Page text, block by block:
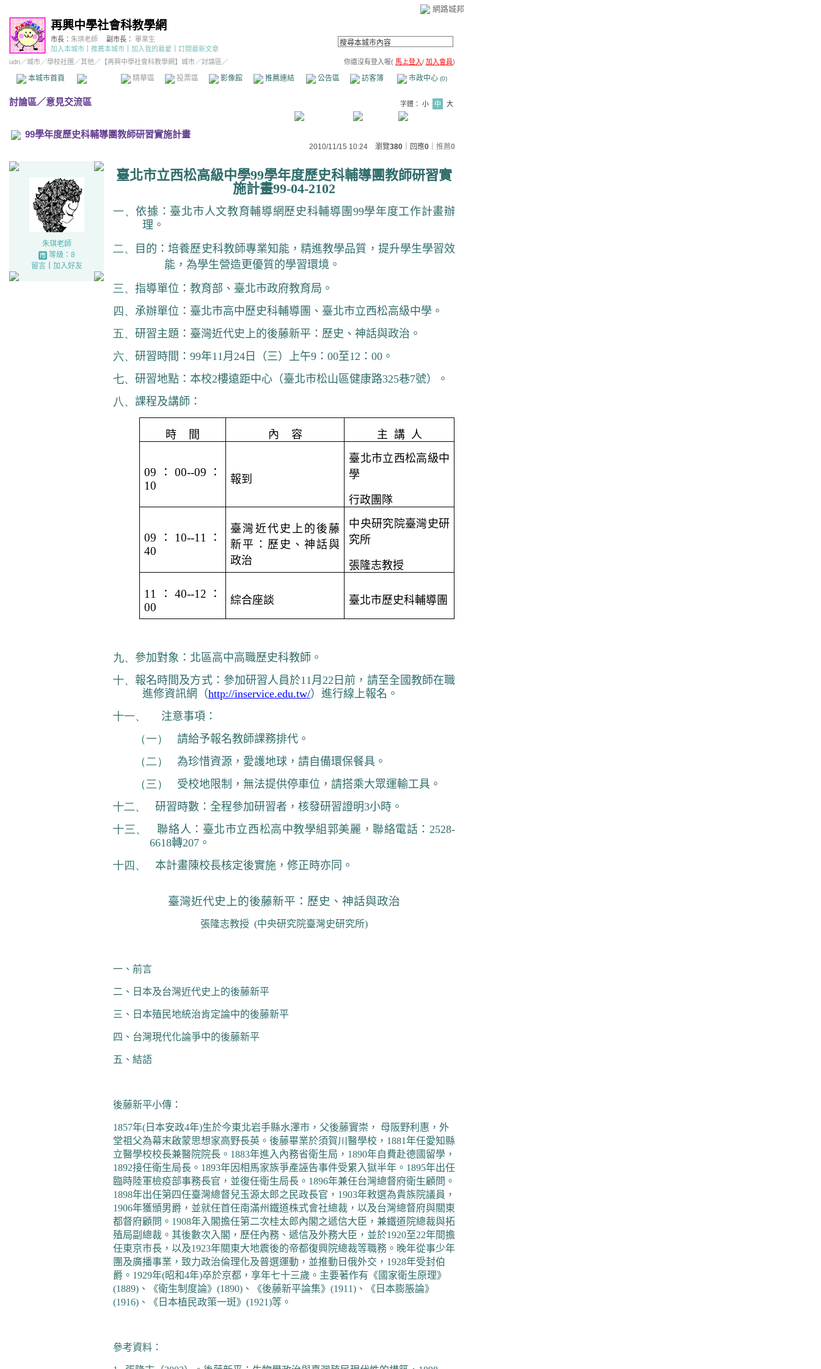
網路城邦
再興中學社會科教學網
市長： 朱琪老師 副市長： 畢業生
加入本城市
推薦本城市 加入我的最愛
訂閱最新文章
udn／城市／學校社團 ／其他 ／ 【再興中學社會科教學網】城市／討論區／ 你還沒有登入喔( 馬上登入/ 加入會員)
本城市首頁 精華區 投票區 影像館 推薦連結 公告區 訪客簿 市政中心 (0)
討論區／意見交流區 字體： 小 中 大
99學年度歷史科輔導團教師研習實施計畫
2010/11/15 10:24 瀏覽380 ｜回應0 推薦0
朱琪老師
等級：8
留言｜ 加入好友
臺北市立西松高級中學99學年度歷史科輔導團教師研習實
施計畫99-04-2102
一、依據：臺北市人文教育輔導網歷史科輔導團 99學年度工作計畫辦
理。
二、
目的：培養歷史科教師專業知能，精進教學品質，提升學生學習效
能，為學生營造更優質的學習環境。
三、 指導單位：教育部、臺北市政府教育局。
四、 承辦單位：臺北市高中歷史科輔導團、臺北市立西松高級中學。
五、 研習主題：臺灣近代史上的後藤新平：歷史、神話與政治。
六、 研習時間： 99年11月 24 日 （三）上午9 ： 00至12 ： 00 。
七、 研習地點：本校2樓遠距中心（臺北市松山區健康路325巷7號）。
八、 課程及講師：
時 間 內 容 主 講 人
09 ： 00--09 ：
10
報到
臺北市立西松高級中
學
行政團隊
09 ： 10--11
：
40
臺灣近代史上的後藤
新平：歷史、神話與
政治
中央研究院臺灣史研
究所
張隆志教授
11 ： 40--12 ：
00
綜合座談 臺北市歷史科輔導團
九、 參加對象： 北區高中高職歷史科教師 。
十、報名時間及方式：參加研習人員於11月22 日前，請至全國教師在職
進修資訊網（http://inservice.edu.tw/）進行線上報名。
十一、
注意事項：
（一）
請給予報名教師課務排代。
（二）
為珍惜資源，愛護地球，請自備環保餐具。
（三）
受校地限制，無法提供停車位，請搭乘大眾運輸工具。
十二、
研習時數：全程參加研習者，核發研習證明3小時。
十三、
聯絡人：臺北市立西松高中教學組郭美麗，聯絡電話：2528-
6618轉207 。
十四、
本計畫陳校長核定後實施，修正時亦同。
臺灣近代史上的後藤新平：歷史、神話與政治
張隆志教授 (中央研究院臺灣史研究所)
一、前言
二、日本及台灣近代史上的後藤新平
三、日本殖民地統治肯定論中的後藤新平
四、台灣現代化論爭中的後藤新平
五、結語
後藤新平小傳：
1857年( 日本安政4年)生於今東北岩手縣水澤市，父後藤實崇， 母阪野利惠，外
堂祖父為幕末啟蒙思想家高野長英。後藤畢業於須賀川醫學校， 1881年任愛知縣
立醫學校校長兼醫院院長。 1883年進入內務省衛生局， 1890年自費赴德國留學，
1892接任衛生局長。 1893年因相馬家族爭產誣告事件受累入獄半年。 1895年出任
臨時陸軍檢疫部事務長官，並復任衛生局長。 1896年兼任台灣總督府衛生顧問。
1898年出任第四任臺灣總督兒玉源太郎之民政長官， 1903年敕選為貴族院議員，
1906年獲頒男爵，並就任首任南滿州鐵道株式會社總裁，以及台灣總督府與關東
都督府顧問。 1908年入閣擔任第二次桂太郎內閣之遞信大臣，兼鐵道院總裁與拓
殖局副總裁。其後數次入閣，歷任內務、遞信及外務大臣，並於1920至22年間擔
任東京市長，以及1923年關東大地震後的帝都復興院總裁等職務。晚年從事少年
團及廣播事業，致力政治倫理化及普選運動，並推動日俄外交， 1928年受封伯
爵。 1929年(昭和4年)卒於京都，享年七十三歲。主要著作有《國家衛生原理》
(1889) 、《衛生制度論》 (1890) 、《後藤新平論集》 (1911) 、《日本膨脹論》
(1916) 、《日本植民政策一斑》 (1921)等。
參考資料：